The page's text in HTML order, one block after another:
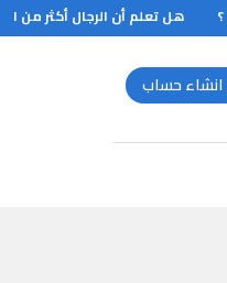
هل تعلم أن الرجال أكثر من
انشاء حساب